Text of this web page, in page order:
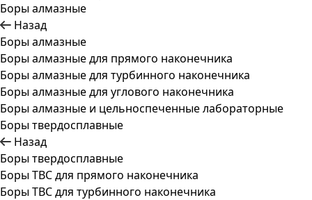
Боры алмазные
Назад
Боры алмазные
Боры алмазные для прямого наконечника
Боры алмазные для турбинного наконечника
Боры алмазные для углового наконечника
Боры алмазные и цельноспеченные лабораторные
Боры твердосплавные
Назад
Боры твердосплавные
Боры ТВС для прямого наконечника
Боры ТВС для турбинного наконечника